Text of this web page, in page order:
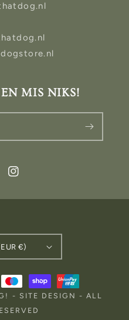
MIS NIKS!
Instagram
€)
- SITE DESIGN - ALL